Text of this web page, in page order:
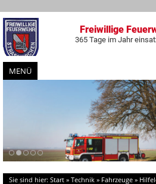
Freiwillige
365 Tage im Jahr
MENÜ
Zum
Inhalt
Sie sind hier: Start » Technik » Fahrzeuge »